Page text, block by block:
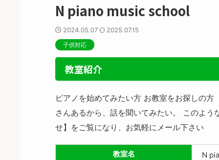
N piano music school
2024.05.07 2025.07.15
子供対応
教室紹介
ピアノを始めてみたい方 お教室をお探しの
さんあるから、話を聞いてみたい。 このよ
せ】をご覧になり、お気軽にメール下さい
教室名 N